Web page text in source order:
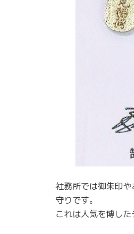
社務所では御朱印
守りです。
これは人気を博し